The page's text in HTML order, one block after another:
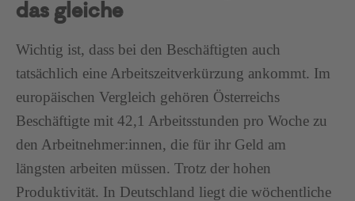
das gleiche
Wichtig ist, dass bei den Beschäftigten auch
tatsächlich eine Arbeitszeitverkürzung ankommt. Im
europäischen Vergleich gehören Österreichs
Beschäftigte mit 42,1 Arbeitsstunden pro Woche zu
den Arbeitnehmer:innen, die für ihr Geld am
längsten arbeiten müssen. Trotz der hohen
Produktivität. In Deutschland liegt die wöchentliche